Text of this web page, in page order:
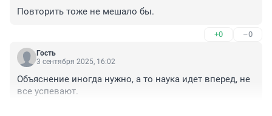
Повторить тоже не мешало бы.
+0 –0
Гость
3 сентября 2025, 16:02
Объяснение иногда нужно, а то наука идет вперед, не
все успевают.